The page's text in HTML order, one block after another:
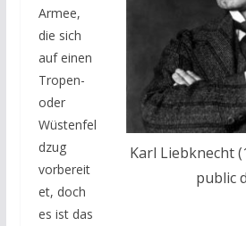
Karl Liebknecht
public
Armee,
die sich
auf einen
Tropen-
oder
Wüstenfel
dzug
vorbereit
et, doch
es ist das